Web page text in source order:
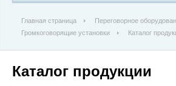
Главная страница
Переговорное
Громкоговорящие установки
Каталог
Каталог продукции